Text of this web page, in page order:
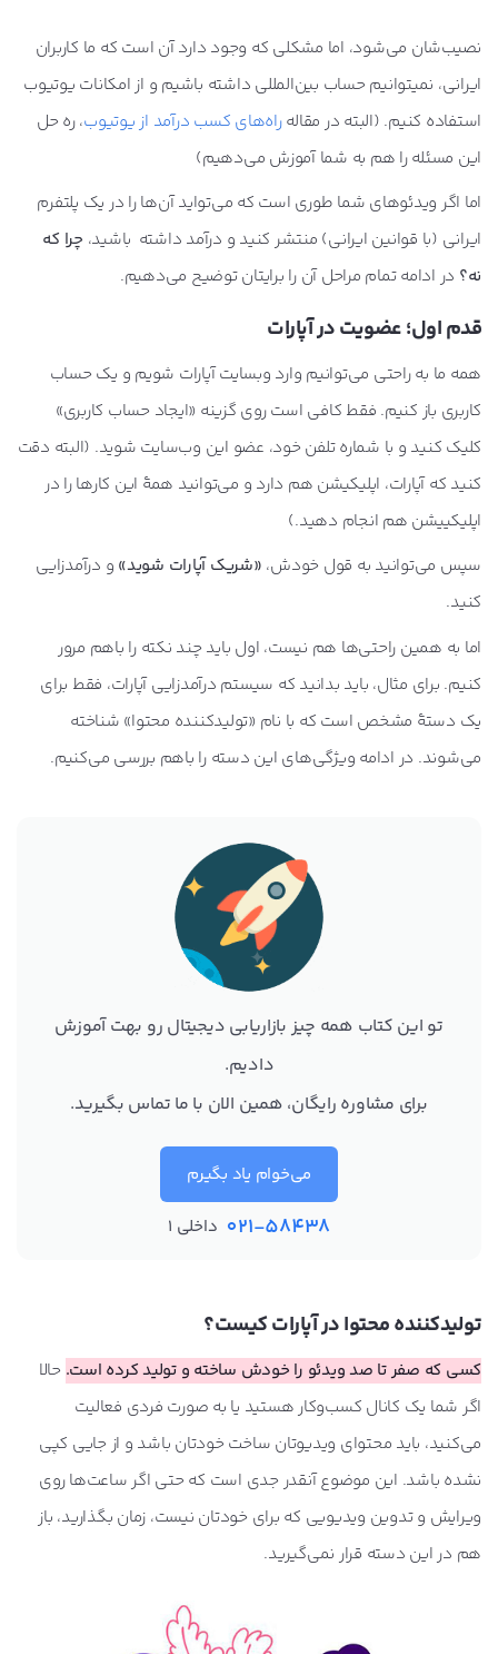
نصیب‌شان می‌شود، اما مشکلی که وجود دارد آن است که ما کاربران
ایرانی، نمیتوانیم حساب بین‌المللی داشته باشیم و از امکانات یوتیوب
استفاده کنیم. (البته در مقالهراه‌های کسب درآمد از یوتیوب، ره حل
این مسئله را هم به شما آموزش می‌دهیم)
اما اگر ویدئوهای شما طوری است که می‌تواید آن‌ها را در یک پلتفرم
ایرانی (با قوانین ایرانی) منتشر کنید و درآمد داشته باشید، چرا که
نه؟ در ادامه تمام مراحل آن را برایتان توضیح می‌دهیم.
قدم اول؛ عضویت در آپارات
همه ما به راحتی می‌توانیم وارد وبسایت آپارات شویم و یک حساب
کاربری باز کنیم. فقط کافی است روی گزینه «ایجاد حساب کاربری»
کلیک کنید و با شماره تلفن خود، عضو این وب‌سایت شوید. (البته دقت
کنید که آپارات، اپلیکیشن هم دارد و می‌توانید همۀ این کارها را در
اپلیکییشن هم انجام دهید.)
سپس می‌توانید به قول خودش، «شریک آپارات شوید» و درآمدزایی
کنید.
اما به همین راحتی‌ها هم نیست، اول باید چند نکته را باهم مرور
کنیم. برای مثال، باید بدانید که سیستم درآمدزایی آپارات، فقط برای
یک دستۀ مشخص است که با نام «تولیدکننده محتوا» شناخته
می‌شوند. در ادامه ویژگی‌های این دسته را باهم بررسی می‌کنیم.
تو این کتاب همه چیز بازاریابی دیجیتال رو بهت آموزش
دادیم.
برای مشاوره رایگان، همین الان با ما تماس بگیرید.
می‌خوام یاد بگیرم
021-58438 داخلی 1
تولیدکننده محتوا در آپارات کیست؟
کسی که صفر تا صد ویدئو را خودش ساخته و تولید کرده‌ است. حالا
اگر شما یک کانال کسب‌وکار هستید یا به صورت فردی فعالیت
می‌کنید، باید محتوای ویدیوتان ساخت خودتان باشد و از جایی کپی
نشده باشد. این موضوع آنقدر جدی است که حتی اگر ساعت‌ها روی
ویرایش و تدوین ویدیویی که برای خودتان نیست، زمان بگذارید، باز
هم در این دسته قرار نمی‌گیرید.